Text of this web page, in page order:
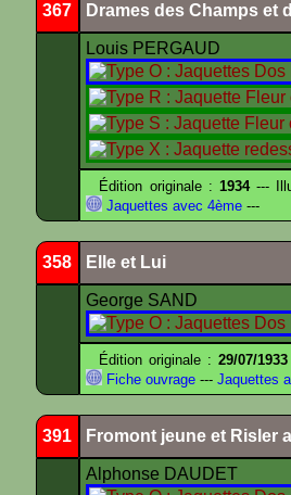
367 Drames des Champs et
Louis PERGAUD
Édition originale : 1934---
Jaquettes avec 4ème ---
358 Elle et Lui
George SAND
Édition originale :29/07/1933
Fiche ouvrage --- Jaquettes
391 Fromont jeune et Risler
Alphonse DAUDET